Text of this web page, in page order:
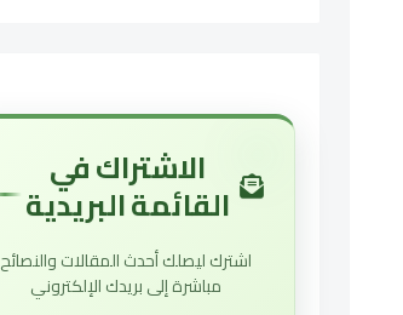
الاشتراك في
القائمة البريدية
اشترك ليصلك أحدث المقالات والنصائح
مباشرة إلى بريدك الإلكتروني